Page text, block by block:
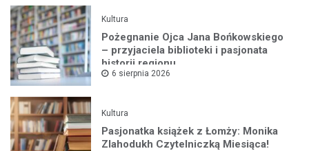
Kultura
Pożegnanie Ojca Jana Bońkowskiego
– przyjaciela biblioteki i pasjonata
historii regionu
6 sierpnia 2026
Kultura
Pasjonatka książek z Łomży: Monika
Zlahodukh Czytelniczką Miesiąca!